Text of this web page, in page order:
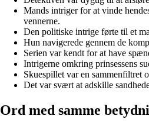
Mands intriger for at vinde
vennerne.
Den politiske intrige førte til et
Hun navigerede gennem de
Serien var kendt for at have
Intrigerne omkring prinsessens
Skuespillet var en sammenfiltret
Det var svært at adskille
Ord med samme